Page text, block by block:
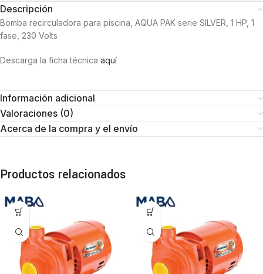
Descripción
Bomba recirculadora para piscina, AQUA PAK serie SILVER, 1 HP, 1
fase, 230 Volts
Descarga la ficha técnica aquí
Información adicional
Valoraciones (0)
Acerca de la compra y el envío
Productos relacionados